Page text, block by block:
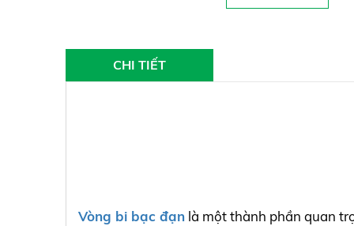
CHI TIẾT
Vòng bi bạc đạn là một thành phần quan